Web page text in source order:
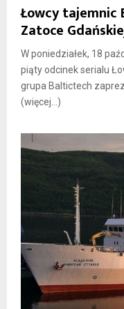
Łowcy tajemnic
Zatoce
W poniedziałek, 18
piąty odcinek serialu
grupa Baltictech
(więcej…)